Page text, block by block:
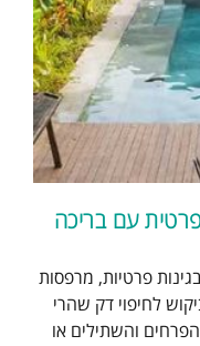
עם בריכה
פרטיות, מרפסות
לחיפוי דק שהרי
והשתילים או